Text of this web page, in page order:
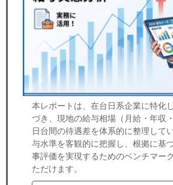
本レポートは、在台日系企業に特化
づき、現地の給与相場（月給・年収
日台間の待遇差を体系的に整理して
与水準を客観的に把握し、根拠に基
事評価を実現するためのベンチマー
ただけます。